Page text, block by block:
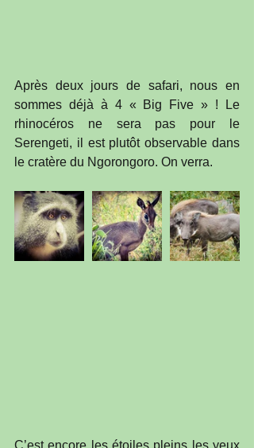
Après deux jours de safari, nous en
sommes déjà à 4 « Big Five » ! Le
rhinocéros ne sera pas pour le
Serengeti, il est plutôt observable dans
le cratère du Ngorongoro. On verra.
C’est encore les étoiles pleins les yeux